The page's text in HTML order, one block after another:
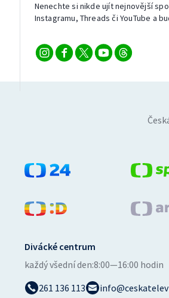
Nenechte si nikde ujít nejnovější
Instagramu, Threads či YouTube a
Divácké centrum
každý všední den:8:00—16:00 hodin
261 136 113